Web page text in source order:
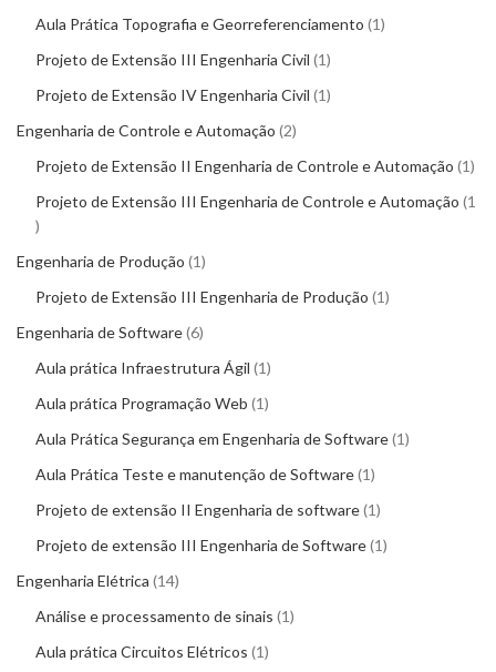
Aula Prática Topografia e Georreferenciamento 1
Projeto de Extensão III Engenharia Civil 1
Projeto de Extensão IV Engenharia Civil 1
Engenharia de Controle e Automação 2
Projeto de Extensão II Engenharia de Controle e Automação 1
Projeto de Extensão III Engenharia de Controle e Automação 1
Engenharia de Produção 1
Projeto de Extensão III Engenharia de Produção 1
Engenharia de Software 6
Aula prática Infraestrutura Ágil 1
Aula prática Programação Web 1
Aula Prática Segurança em Engenharia de Software 1
Aula Prática Teste e manutenção de Software 1
Projeto de extensão II Engenharia de software 1
Projeto de extensão III Engenharia de Software 1
Engenharia Elétrica 14
Análise e processamento de sinais 1
Aula prática Circuitos Elétricos 1